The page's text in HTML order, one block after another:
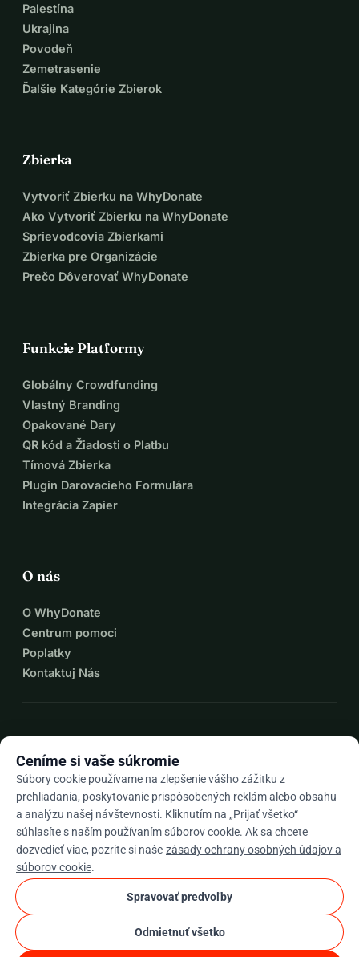
Palestína
Ukrajina
Povodeň
Zemetrasenie
Ďalšie Kategórie Zbierok
Zbierka
Vytvoriť Zbierku na WhyDonate
Ako Vytvoriť Zbierku na WhyDonate
Sprievodcovia Zbierkami
Zbierka pre Organizácie
Prečo Dôverovať WhyDonate
Funkcie Platformy
Globálny Crowdfunding
Vlastný Branding
Opakované Dary
QR kód a Žiadosti o Platbu
Tímová Zbierka
Plugin Darovacieho Formulára
Integrácia Zapier
O nás
O WhyDonate
Centrum pomoci
Poplatky
Kontaktuj Nás
Skarrow_drop_down
★★★★★4,9 / 5 na základe 500+ recenzií
WhyDonate
Súkromie a cookies
Obchodné podmienky
Ceníme si vaše súkromie
Súbory cookie používame na zlepšenie vášho zážitku z
prehliadania, poskytovanie prispôsobených reklám alebo obsahu
a analýzu našej návštevnosti. Kliknutím na „Prijať všetko“
súhlasíte s naším používaním súborov cookie. Ak sa chcete
dozvedieť viac, pozrite si naše zásady ochrany osobných údajov a
súborov cookie.
Spravovať predvoľby
Odmietnuť všetko